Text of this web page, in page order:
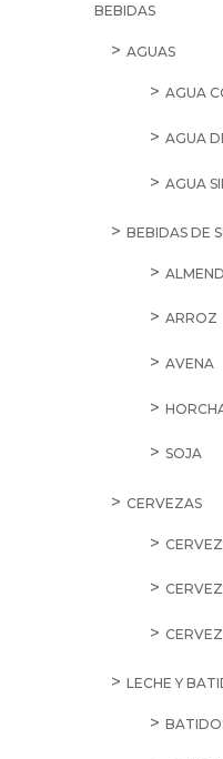
BEBIDAS
AGUAS
AGUA
AGUA
AGUA
BEBIDAS DE
ARROZ
AVENA
SOJA
CERVEZAS
LECHE Y